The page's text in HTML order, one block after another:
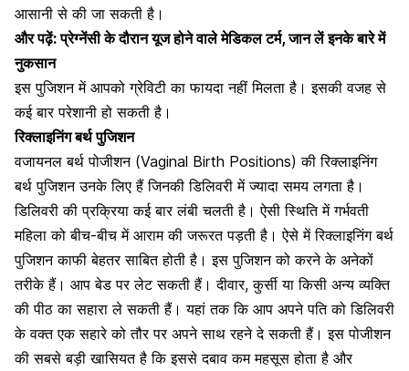
आसानी से की जा सकती है।
और पढ़ें:प्रेग्नेंसी के दौरान यूज होने वाले मेडिकल टर्म, जान लें इनके बारे में
नुकसान
इस पुजिशन में आपको ग्रेविटी का फायदा नहीं मिलता है। इसकी वजह से
कई बार परेशानी हो सकती है।
रिक्लाइनिंग बर्थ पुजिशन
वजायनल बर्थ पोजीशन (Vaginal Birth Positions) की रिक्लाइनिंग
बर्थ पुजिशन उनके लिए हैं जिनकी डिलिवरी में ज्यादा समय लगता है।
डिलिवरी की प्रक्रिया कई बार लंबी चलती है। ऐसी स्थिति में गर्भवती
महिला को बीच-बीच में आराम की जरूरत पड़ती है। ऐसे में रिक्लाइनिंग बर्थ
पुजिशन काफी बेहतर साबित होती है। इस पुजिशन को करने के अनेकों
तरीके हैं। आप बेड पर लेट सकती हैं। दीवार, कुर्सी या किसी अन्य व्यक्ति
की पीठ का सहारा ले सकती हैं। यहां तक कि आप अपने पति को डिलिवरी
के वक्त एक सहारे को तौर पर अपने साथ रहने दे सकती हैं। इस पोजीशन
की सबसे बड़ी खासियत है कि इससे दबाव कम महसूस होता है और